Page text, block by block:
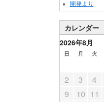
開発より
カレンダー
2026年8月
日 月 火
2
3 4
9
10 11